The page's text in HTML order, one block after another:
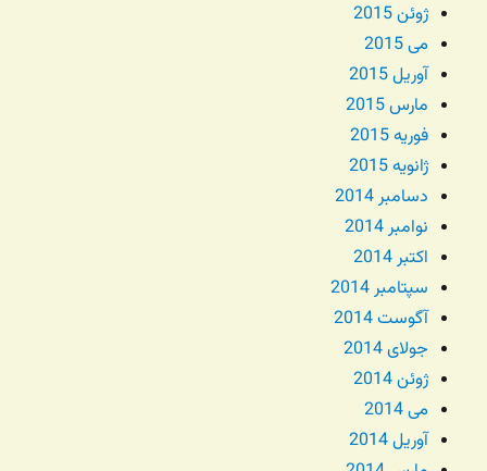
ژوئن 2015
می 2015
آوریل 2015
مارس 2015
فوریه 2015
ژانویه 2015
دسامبر 2014
نوامبر 2014
اکتبر 2014
سپتامبر 2014
آگوست 2014
جولای 2014
ژوئن 2014
می 2014
آوریل 2014